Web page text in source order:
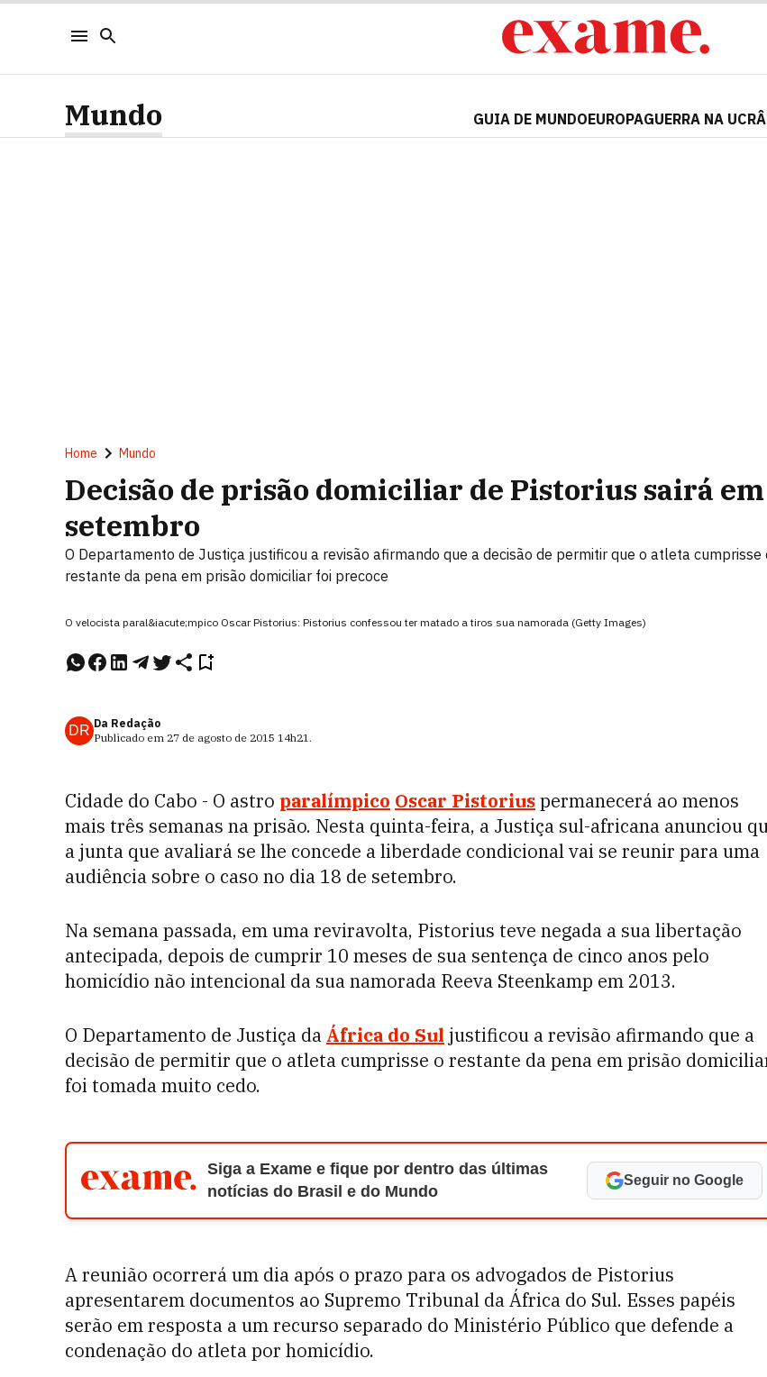
Mundo GUIA DE MUNDOEUROPAGUERRA NA
Home Mundo
Decisão de prisão domiciliar de Pistorius sairá em
setembro
O Departamento de Justiça justificou a revisão afirmando que a decisão de permitir que o atleta cumprisse
restante da pena em prisão domiciliar foi precoce
O velocista paral&iacute;mpico Oscar Pistorius: Pistorius confessou ter matado a tiros sua namorada (Getty Images)
DR Da Redação
Publicado em 27 de agosto de 2015 14h21.
Cidade do Cabo - O astro paralímpico Oscar Pistoriuspermanecerá ao menos
mais três semanas na prisão. Nesta quinta-feira, a Justiça sul-africana anunciou
a junta que avaliará se lhe concede a liberdade condicional vai se reunir para uma
audiência sobre o caso no dia 18 de setembro.
Na semana passada, em uma reviravolta, Pistorius teve negada a sua libertação
antecipada, depois de cumprir 10 meses de sua sentença de cinco anos pelo
homicídio não intencional da sua namorada Reeva Steenkamp em 2013.
O Departamento de Justiça da África do Sul justificou a revisão afirmando que a
decisão de permitir que o atleta cumprisse o restante da pena em prisão
foi tomada muito cedo.
Siga a Exame e fique por dentro das últimas
notícias do Brasil e do Mundo
Seguir no Google
A reunião ocorrerá um dia após o prazo para os advogados de Pistorius
apresentarem documentos ao Supremo Tribunal da África do Sul. Esses papéis
serão em resposta a um recurso separado do Ministério Público que defende a
condenação do atleta por homicídio.